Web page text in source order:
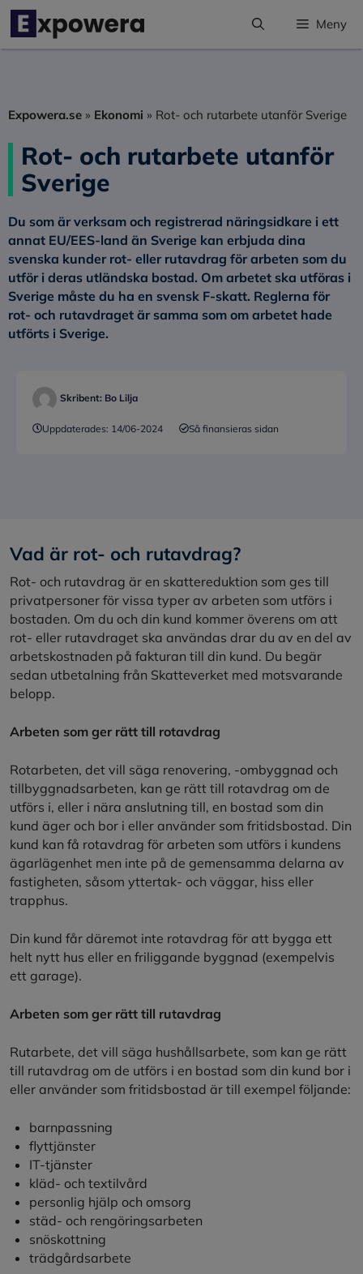
Hoppa
innehåll
Meny
Expowera.se » Ekonomi » Rot- och rutarbete utanför Sverige
Rot- och rutarbete utanför
Sverige
Du som är verksam och registrerad näringsidkare i ett
annat EU/EES-land än Sverige kan erbjuda dina
svenska kunder rot- eller rutavdrag för arbeten som du
utför i deras utländska bostad. Om arbetet ska utföras i
Sverige måste du ha en svensk F-skatt. Reglerna för
rot- och rutavdraget är samma som om arbetet hade
utförts i Sverige.
Skribent: Bo Lilja
Uppdaterades: 14/06-2024 Så finansieras sidan
Vad är rot- och rutavdrag?
Rot- och rutavdrag är en skattereduktion som ges till
privatpersoner för vissa typer av arbeten som utförs i
bostaden. Om du och din kund kommer överens om att
rot- eller rutavdraget ska användas drar du av en del av
arbetskostnaden på fakturan till din kund. Du begär
sedan utbetalning från Skatteverket med motsvarande
belopp.
Arbeten som ger rätt till rotavdrag
Rotarbeten, det vill säga renovering, -ombyggnad och
tillbyggnadsarbeten, kan ge rätt till rotavdrag om de
utförs i, eller i nära anslutning till, en bostad som din
kund äger och bor i eller använder som fritidsbostad. Din
kund kan få rotavdrag för arbeten som utförs i kundens
ägarlägenhet men inte på de gemensamma delarna av
fastigheten, såsom yttertak- och väggar, hiss eller
trapphus.
Din kund får däremot inte rotavdrag för att bygga ett
helt nytt hus eller en friliggande byggnad (exempelvis
ett garage).
Arbeten som ger rätt till rutavdrag
Rutarbete, det vill säga hushållsarbete, som kan ge rätt
till rutavdrag om de utförs i en bostad som din kund bor i
eller använder som fritidsbostad är till exempel följande:
barnpassning
flyttjänster
IT-tjänster
kläd- och textilvård
personlig hjälp och omsorg
städ- och rengöringsarbeten
snöskottning
trädgårdsarbete